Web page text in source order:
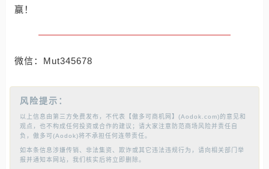
赢！
微信：Mut345678
风险提示：
以上信息由第三方免费发布，不代表【傲多可商机网】(Aodok.com)的意见和
观点，也不构成任何投资或合作的建议；请大家注意防范商场风险并责任自
负，傲多可(Aodok)将不承担任何连带责任。
如本条信息涉嫌传销、非法集资、欺诈或其它违法违规行为，请向相关部门举
报并通知本网站，我们核实后将立即删除。